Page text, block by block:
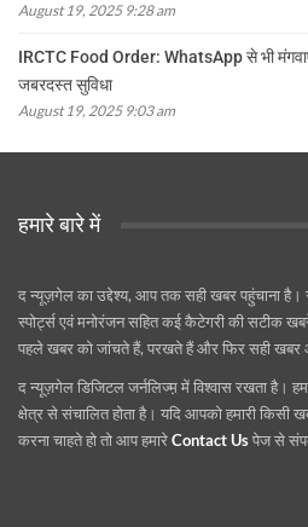
August 19, 2025 9:28 am
IRCTC Food Order: WhatsApp से भी
जबरदस्त सुविधा
August 19, 2025 9:03 am
हमारे बारे में
द न्यूज़गेल का उद्देश्य, आप तक सही खबर पहुंचाना है।
स्पोर्ट्स एवं मनोरंजन सहित कई कैटेगरी की सटीक
पहले खबर को जांचते हैं, परखते हैं और फिर सही खबर
द न्यूज़गेल डिजिटल जर्नलिज्म़ में विश्वास रखता है।
क्षेत्र से संचालित होता है। यदि आपको हमारी किसी
करना चाहते हो तो आप हमारेContact Usपेज से